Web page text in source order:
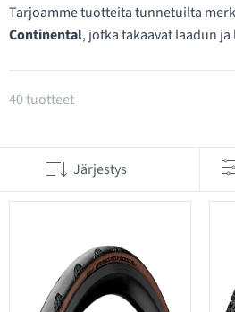
Tarjoamme tuotteita tunnetuilta
Continental, jotka takaavat laadun
Tuotteet kategoriassa
40 tuotteet
Järjestys